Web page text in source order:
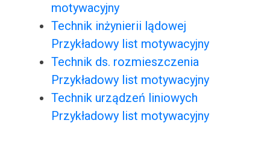
motywacyjny
Technik inżynierii lądowej
Przykładowy list motywacyjny
Technik ds. rozmieszczenia
Przykładowy list motywacyjny
Technik urządzeń liniowych
Przykładowy list motywacyjny